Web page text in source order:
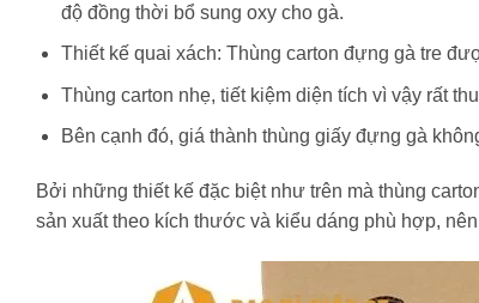
độ đồng thời bổ sung oxy cho gà.
Thiết kế quai xách: Thùng carton đựng gà tre
Thùng carton nhẹ, tiết kiệm diện tích vì vậy rất
Bên cạnh đó, giá thành thùng giấy đựng gà
Bởi những thiết kế đặc biệt như trên mà thùng
sản xuất theo kích thước và kiểu dáng phù hợp,